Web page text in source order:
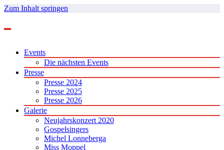
Zum Inhalt springen
Events
Die nächsten Events
Presse
Presse 2024
Presse 2025
Presse 2026
Galerie
Neujahrskonzert 2020
Gospelsingers
Michel Lonneberga
Miss Moppel